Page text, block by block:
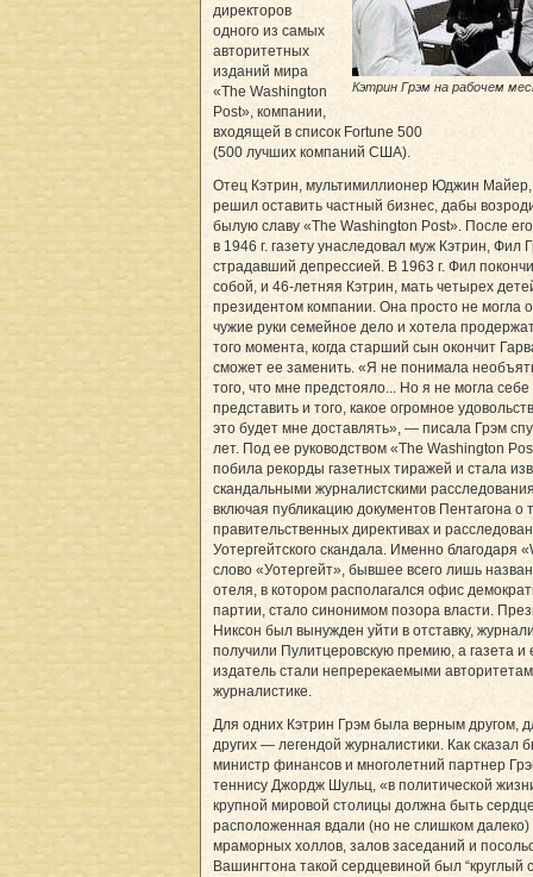
Кэтрин Грэм на рабочем
директоров
одного из самых
авторитетных
изданий мира
«The Washington
Post», компании,
входящей в список Fortune 500
(500 лучших компаний США).
Отец Кэтрин, мультимиллионер Юджин Майер,
решил оставить частный бизнес, дабы
былую славу «The Washington Post». После
в 1946 г. газету унаследовал муж Кэтрин, Фил
страдавший депрессией. В 1963 г. Фил
собой, и 46-летняя Кэтрин, мать четырех
президентом компании. Она просто не могла
чужие руки семейное дело и хотела
того момента, когда старший сын окончит
сможет ее заменить. «Я не понимала
того, что мне предстояло... Но я не могла себе
представить и того, какое огромное
это будет мне доставлять», — писала Грэм
лет. Под ее руководством «The Washington
побила рекорды газетных тиражей и стала
скандальными журналистскими
включая публикацию документов Пентагона о
правительственных директивах и
Уотергейтского скандала. Именно благодаря
слово «Уотергейт», бывшее всего лишь
отеля, в котором располагался офис
партии, стало синонимом позора власти.
Никсон был вынужден уйти в отставку,
получили Пулитцеровскую премию, а газета и
издатель стали непререкаемыми
журналистике.
Для одних Кэтрин Грэм была верным другом,
других — легендой журналистики. Как сказал
министр финансов и многолетний партнер
теннису Джордж Шульц, «в политической
крупной мировой столицы должна быть
расположенная вдали (но не слишком далеко)
мраморных холлов, залов заседаний и
Вашингтона такой сердцевиной был “круглый